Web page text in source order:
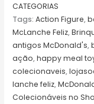
CATEGORIAS
Tags:Action Figure,
McLanche Feliz,
antigos McDonald's,
ação,happy meal
colecionaveis,
lanche feliz,
Colecionáveis no